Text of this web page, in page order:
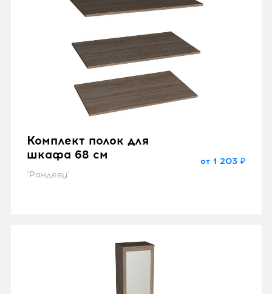
Комплект полок для
шкафа 68 см
"Рандеву"
от 1 203 ₽